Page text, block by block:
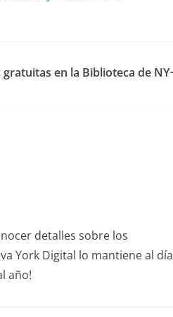
gratuitas en la Biblioteca de NY
detalles sobre los
York Digital lo mantiene al día
año!